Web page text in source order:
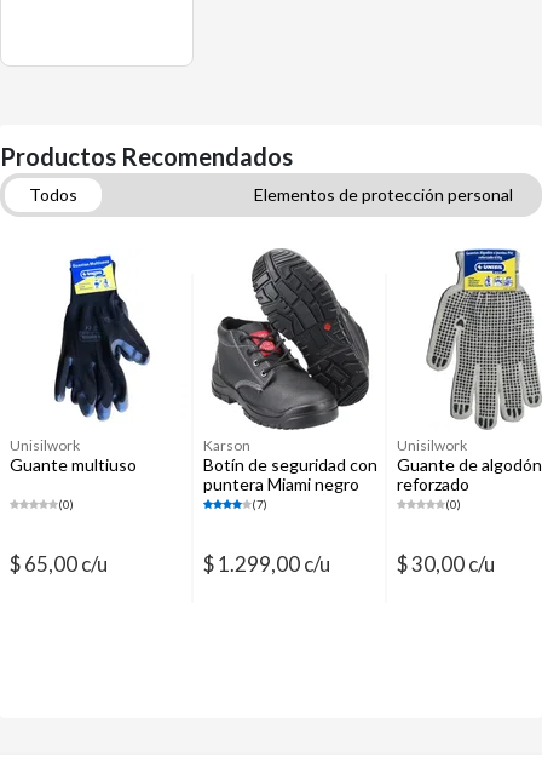
Productos Recomendados
Todos
Elementos de protección personal
Botiquines y primeros auxilios
Unisilwork
Guante multiuso
(0)
$ 65,00 c/u
Karson
Botín de seguridad con
puntera Miami negro
N° 44 (7)
$ 1.299,00 c/u
Unisilwork
Guante de algodón
reforzado
(0)
$ 30,00 c/u